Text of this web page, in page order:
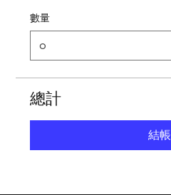
數量
總計
結帳